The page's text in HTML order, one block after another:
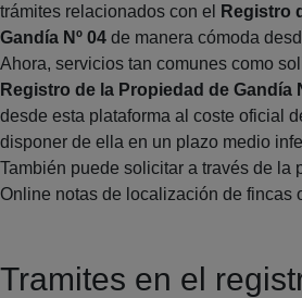
trámites relacionados con el
Registro
Gandía Nº 04 de manera cómoda
Ahora, servicios tan comunes como
Registro de la Propiedad de Gandía
desde esta plataforma al coste oficial
disponer de ella en un plazo medio
También puede solicitar a través de la
Online notas de localización de fincas
Tramites en el